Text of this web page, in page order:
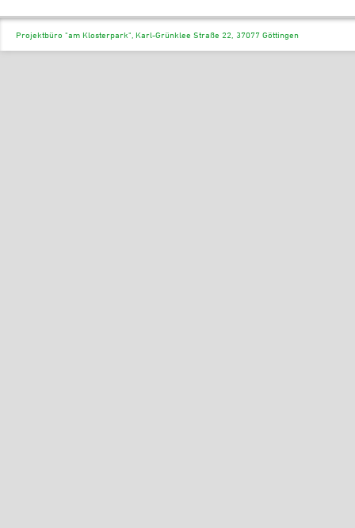
Projektbüro "am Klosterpark", Karl-Grünklee Straße 22, 37077 Göttingen